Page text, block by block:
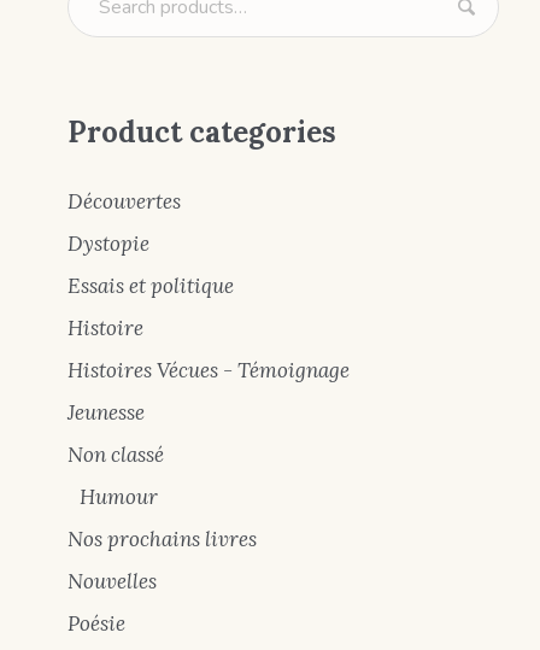
Product categories
Découvertes
Dystopie
Essais et politique
Histoire
Histoires Vécues - Témoignage
Jeunesse
Non classé
Humour
Nos prochains livres
Nouvelles
Poésie